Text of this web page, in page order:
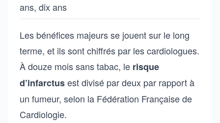
ans, dix ans
Les bénéfices majeurs se jouent sur le long
terme, et ils sont chiffrés par les cardiologues.
À douze mois sans tabac, le risque
d’infarctusest divisé par deux par rapport à
un fumeur, selon la Fédération Française de
Cardiologie.